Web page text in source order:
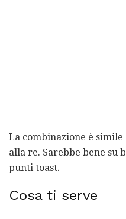
La combinazione è
alla re. Sarebbe bene su
punti toast.
Cosa ti serve